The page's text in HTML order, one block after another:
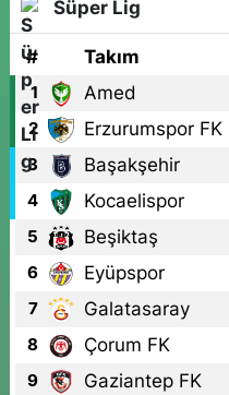
Süper Lig
# Takım
1 Amed
2 Erzurumspor FK
3 Başakşehir
4 Kocaelispor
5 Beşiktaş
6 Eyüpspor
7 Galatasaray
8 Çorum FK
9 Gaziantep FK